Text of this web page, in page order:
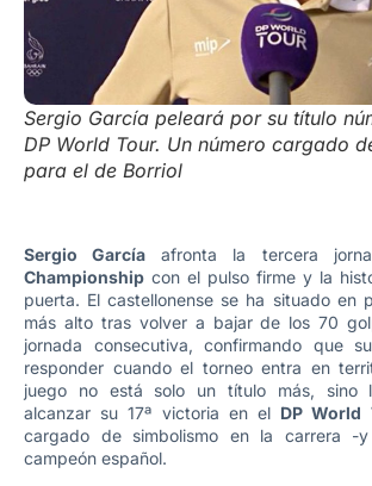
Sergio García peleará por su título
DP World Tour. Un número cargado
para el de Borriol
Sergio García afronta la tercera
Championship con el pulso firme y la
puerta. El castellonense se ha situado en
más alto tras volver a bajar de los 70
jornada consecutiva, confirmando que
responder cuando el torneo entra en
juego no está solo un título más, sino
alcanzar su 17ª victoria en el DP World
cargado de simbolismo en la carrera
campeón español.